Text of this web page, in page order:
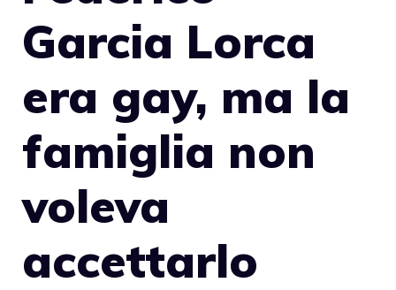
Garcia Lorca
era gay, ma la
famiglia non
voleva
accettarlo